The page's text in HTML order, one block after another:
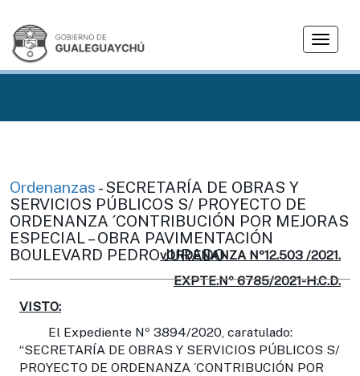
T
g
g
t
o
Ordenanzas - SECRETARÍA DE OBRAS Y
SERVICIOS PÚBLICOS S/ PROYECTO DE
ORDENANZA ´CONTRIBUCIÓN POR MEJORAS
ESPECIAL – OBRA PAVIMENTACIÓN
BOULEVARD PEDRO JURADOvORDENANZA Nº12.503 /2021.
EXPTE.Nº 6785/2021-H.C.D.
VISTO:
El Expediente Nº 3894/2020, caratulado:
“SECRETARÍA DE OBRAS Y SERVICIOS PÚBLICOS S/
PROYECTO DE ORDENANZA ´CONTRIBUCIÓN POR